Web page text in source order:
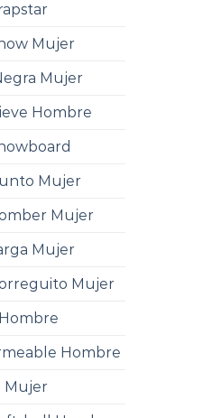
Mujer
Mujer
Hombre
Mujer
Mujer
Mujer
Mujer
Hombre
Mujer